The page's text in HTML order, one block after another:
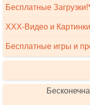
Бесплатные
XXX-Видео и
Бесплатные игры и